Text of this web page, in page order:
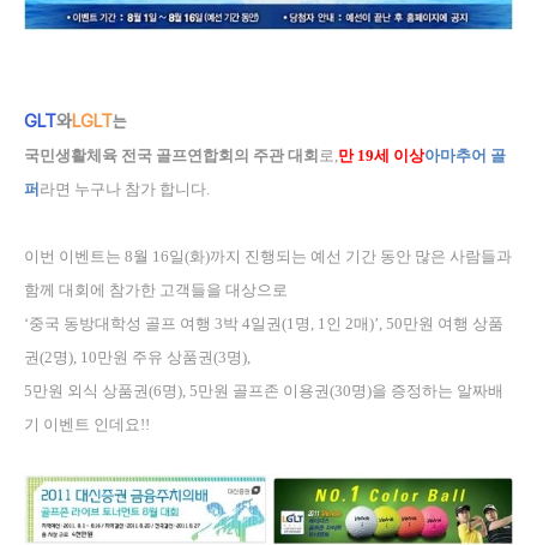
GLT와LGLT는
국민생활체육 전국 골프연합회의 주관 대회 로,만19세 이상아마추어 골
퍼 라면 누구나 참가 합니다.
이번 이벤트는 8월 16일(화)까지 진행되는 예선 기간 동안 많은 사람들과
함께 대회에 참가한 고객들을 대상으로
‘중국 동방대학성 골프 여행 3박 4일권(1명 , 1인 2매)’, 50만원 여행 상품
권(2명), 10만원 주유 상품권(3명),
5만원 외식 상품권(6명), 5만원 골프존 이용권(30명)을 증정하는 알짜배
기 이벤트 인데요!!